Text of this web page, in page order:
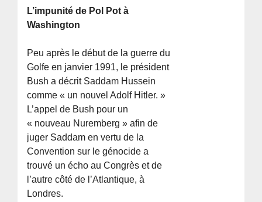
L’impunité de Pol Pot à
Washington
Peu après le début de la guerre du
Golfe en janvier 1991, le président
Bush a décrit Saddam Hussein
comme « un nouvel Adolf Hitler. »
L’appel de Bush pour un
« nouveau Nuremberg » afin de
juger Saddam en vertu de la
Convention sur le génocide a
trouvé un écho au Congrès et de
l’autre côté de l’Atlantique, à
Londres.